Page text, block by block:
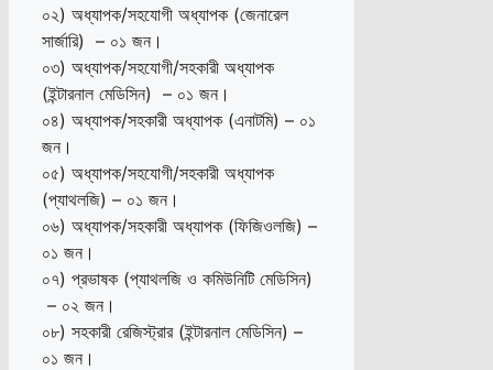
০২) অধ্যাপক/সহযোগী অধ্যাপক (জেনারেল
সার্জারি) – ০১ জন।
০৩) অধ্যাপক/সহযোগী/সহকারী অধ্যাপক
(ইন্টারনাল মেডিসিন) – ০১ জন।
০৪) অধ্যাপক/সহকারী অধ্যাপক (এনাটমি) – ০১
জন।
০৫) অধ্যাপক/সহযোগী/সহকারী অধ্যাপক
(প্যাথলজি) – ০১ জন।
০৬) অধ্যাপক/সহকারী অধ্যাপক (ফিজিওলজি) –
০১ জন।
০৭) প্রভাষক (প্যাথলজি ও কমিউনিটি মেডিসিন)
– ০২ জন।
০৮) সহকারী রেজিস্ট্রার (ইন্টারনাল মেডিসিন) –
০১ জন।